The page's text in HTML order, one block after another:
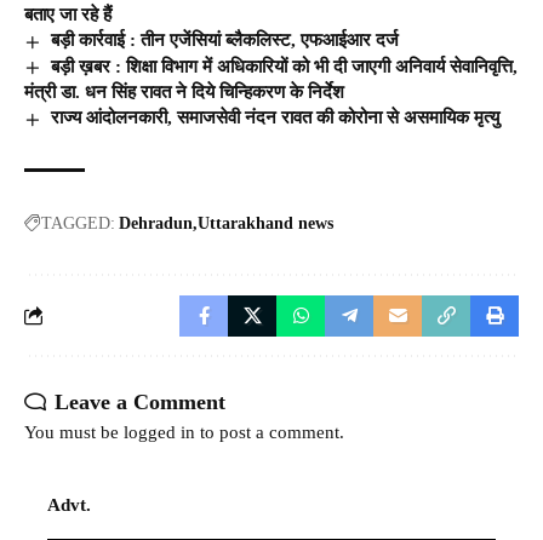
बताए जा रहे हैं
बड़ी कार्रवाई : तीन एजेंसियां ब्लैकलिस्ट, एफआईआर दर्ज
बड़ी ख़बर : शिक्षा विभाग में अधिकारियों को भी दी जाएगी अनिवार्य सेवानिवृत्ति,
मंत्री डा. धन सिंह रावत ने दिये चिन्हिकरण के निर्देश
राज्य आंदोलनकारी, समाजसेवी नंदन रावत की कोरोना से असमायिक मृत्यु
TAGGED: Dehradun Uttarakhand news
Leave a Comment
You must be logged in to post a comment.
Advt.